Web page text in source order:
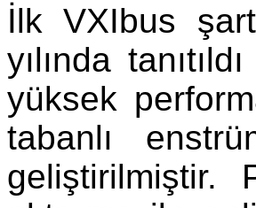
İlk VXIbus
yılında
yüksek
tabanlı
geliştirilmiştir.